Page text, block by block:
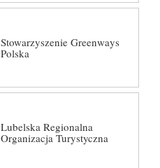
Stowarzyszenie Greenways
Polska
Lubelska Regionalna
Organizacja Turystyczna